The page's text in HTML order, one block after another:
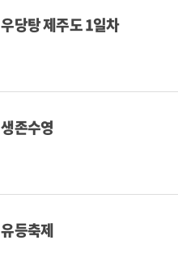
우당탕 제주도 1일차
생존수영
유등축제